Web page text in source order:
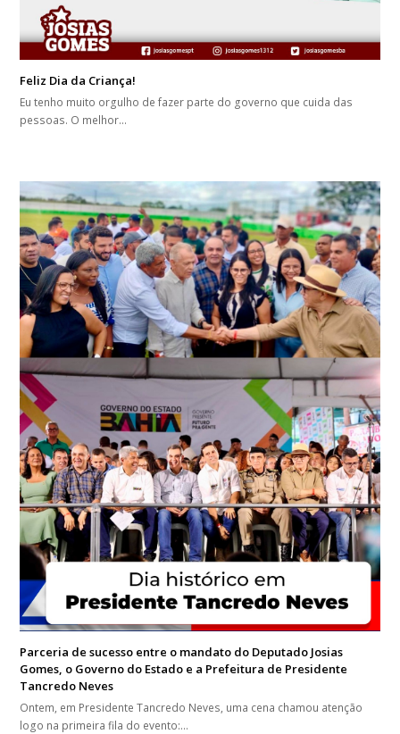
Feliz Dia da Criança!
Eu tenho muito orgulho de fazer parte do governo que cuida das
pessoas. O melhor…
Parceria de sucesso entre o mandato do Deputado Josias
Gomes, o Governo do Estado e a Prefeitura de Presidente
Tancredo Neves
Ontem, em Presidente Tancredo Neves, uma cena chamou atenção
logo na primeira fila do evento:…